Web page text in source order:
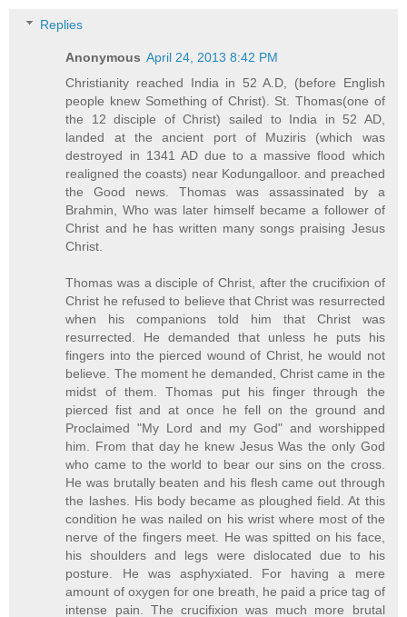
Replies
Anonymous April 24, 2013 8:42 PM
Christianity reached India in 52 A.D, (before English
people knew Something of Christ). St. Thomas(one of
the 12 disciple of Christ) sailed to India in 52 AD,
landed at the ancient port of Muziris (which was
destroyed in 1341 AD due to a massive flood which
realigned the coasts) near Kodungalloor. and preached
the Good news. Thomas was assassinated by a
Brahmin, Who was later himself became a follower of
Christ and he has written many songs praising Jesus
Christ.
Thomas was a disciple of Christ, after the crucifixion of
Christ he refused to believe that Christ was resurrected
when his companions told him that Christ was
resurrected. He demanded that unless he puts his
fingers into the pierced wound of Christ, he would not
believe. The moment he demanded, Christ came in the
midst of them. Thomas put his finger through the
pierced fist and at once he fell on the ground and
Proclaimed "My Lord and my God" and worshipped
him. From that day he knew Jesus Was the only God
who came to the world to bear our sins on the cross.
He was brutally beaten and his flesh came out through
the lashes. His body became as ploughed field. At this
condition he was nailed on his wrist where most of the
nerve of the fingers meet. He was spitted on his face,
his shoulders and legs were dislocated due to his
posture. He was asphyxiated. For having a mere
amount of oxygen for one breath, he paid a price tag of
intense pain. The crucifixion was much more brutal